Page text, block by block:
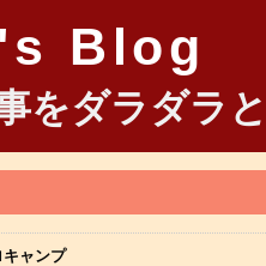
Blog
をダラダラ
ャンプ